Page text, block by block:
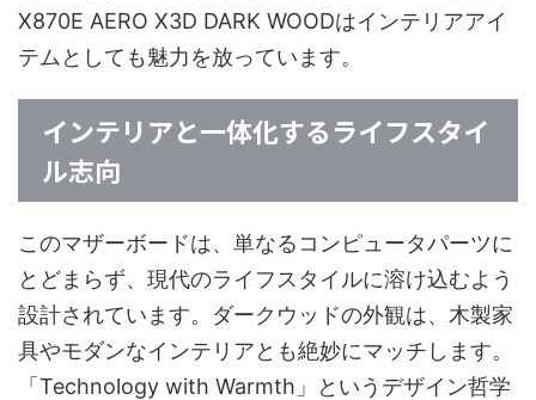
X870E AERO X3D DARK WOODはインテリアアイ
テムとしても魅力を放っています。
インテリアと一体化するライフスタイ
ル志向
このマザーボードは、単なるコンピュータパーツに
とどまらず、現代のライフスタイルに溶け込むよう
設計されています。ダークウッドの外観は、木製家
具やモダンなインテリアとも絶妙にマッチします。
「Technology with Warmth」というデザイン哲学